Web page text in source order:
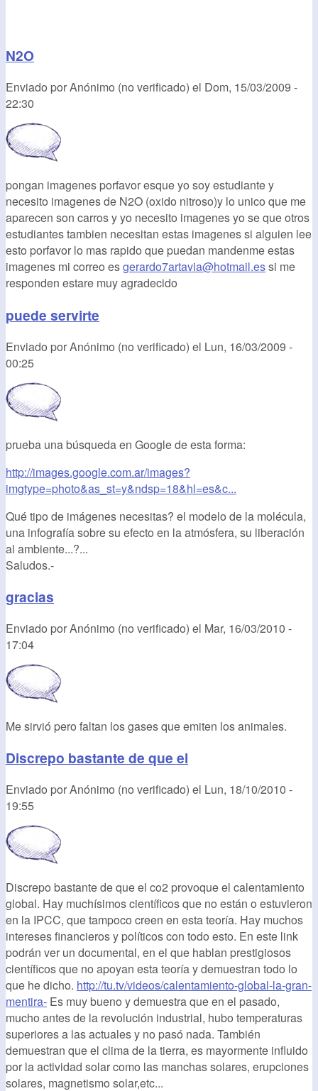
N2O
Enviado porAnónimo (no verificado) el Dom, 15/03/2009 -
22:30
pongan imagenes porfavor esque yo soy estudiante y
necesito imagenes de N2O (oxido nitroso)y lo unico que me
aparecen son carros y yo necesito imagenes yo se que otros
estudiantes tambien necesitan estas imagenes si alguien lee
esto porfavor lo mas rapido que puedan mandenme estas
imagenes mi correo esgerardo7artavia@hotmail.essi me
responden estare muy agradecido
puede servirte
Enviado porAnónimo (no verificado) el Lun, 16/03/2009 -
00:25
prueba una búsqueda en Google de esta forma:
http://images.google.com.ar/images?
imgtype=photo&as_st=y&ndsp=18&hl=es&c...
Qué tipo de imágenes necesitas? el modelo de la molécula,
una infografía sobre su efecto en la atmósfera, su liberación
al ambiente...?...
Saludos.-
gracias
Enviado porAnónimo (no verificado) el Mar, 16/03/2010 -
17:04
Me sirvió pero faltan los gases que emiten los animales.
Discrepo bastante de que el
Enviado porAnónimo (no verificado) el Lun, 18/10/2010 -
19:55
Discrepo bastante de que el co2 provoque el calentamiento
global. Hay muchísimos científicos que no están o estuvieron
en la IPCC, que tampoco creen en esta teoría. Hay muchos
intereses financieros y políticos con todo esto. En este link
podrán ver un documental, en el que hablan prestigiosos
científicos que no apoyan esta teoría y demuestran todo lo
que he dicho. http://tu.tv/videos/calentamiento-global-la-gran-
mentira- Es muy bueno y demuestra que en el pasado,
mucho antes de la revolución industrial, hubo temperaturas
superiores a las actuales y no pasó nada. También
demuestran que el clima de la tierra, es mayormente influido
por la actividad solar como las manchas solares, erupciones
solares, magnetismo solar,etc...